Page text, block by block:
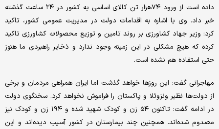
داده است از ورود ۷۴‌هزار تن کالای اساسی به کشور در ۲۴ ساعت گذشته
خبر داد. وی با اشاره به اقدامات دولت در مدیریت عمومی کشور، تاکید
کرد: وزیر جهاد کشاورزی بر روند تامین و توزیع محصولات کشاورزی تاکید
کرده که هیچ مشکلی در این زمینه وجود ندارد و ذخایر راهبردی ما هنوز
حتی استفاده هم نشده است.
مهاجرانی گفت: این روزها خواهد گذشت اما ایران همراهی مردمان و برخی
از دولت‌‌‌ها نظیر ونزوئلا و پاکستان را فراموش نخواهد کرد. سخنگوی دولت
در ادامه گفت: تاکنون ۵۴ زن و کودک شهید شده و ۱۹۴ زن و کودک نیز
مصدوم شده‌‌‌اند. همچنین چند بیمارستان در کشور آسیب دیده‌‌‌اند و این